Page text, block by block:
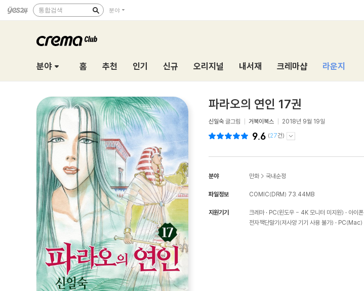
통합검색 분야
분야 홈 추천 인기 신규 오리지널 내서재 크레마샵 라운지
파라오의 연인 17권
신일숙 글그림 거북이북스 2018년 9월 19일
9.6 (27건)
분야 만화 > 국내순정
파일정보 COMIC(DRM) 73.44MB
지원기기 크레마 PC(윈도우 - 4K 모니터 미지원) 아이폰
전자책단말기(저사양 기기 사용 불가)
PC(Mac)